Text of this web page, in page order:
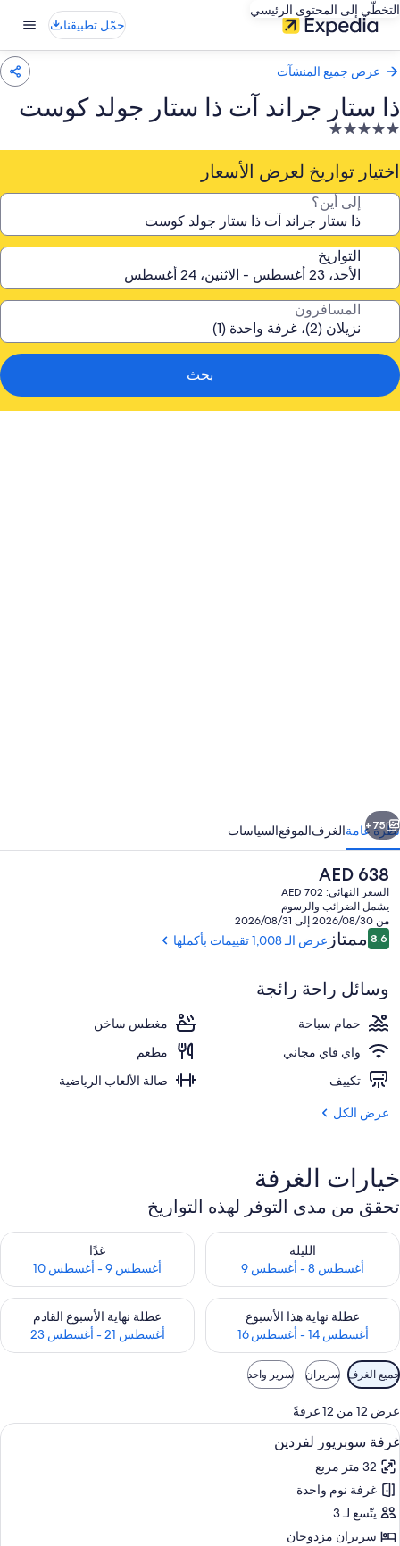
التخطّي إلى المحتوى الرئيسي
حمّل تطبيقنا
عرض جميع المنشآت
ذا ستار جراند آت ذا ستار جولد كوست
منشأة
فندقية
مصنفة
5.0
اختيار تواريخ لعرض الأسعار
إلى أين؟
التواريخ
المسافرون
بحث
جولد
كوست
حمّام سباحة خارجي، مظلات على حمّام
التالي
75+
نظرة عامةالغرفالموقعالسياسات
السعر
الحالي
هو
AED
638
AED 638
السعر النهائي: AED 702
يشمل الضرائب والرسوم
من 2026/08/30 إلى 2026/08/31
التقييمات
8.68.6 من 10ممتاز عرض الـ 1,008 تقييمات بأكملها
وسائل راحة رائجة
حمام سباحة
مغطس ساخن
واي فاي مجاني
مطعم
تكييف
صالة الألعاب الرياضية
عرض الكل
خيارات الغرفة
تحقق من مدى التوفر لهذه التواريخ
الليلة
أغسطس 8 - أغسطس 9
تحقق من مدى التوفر لليلة للفترة أغسطس 8 - أغسطس 9
غدًا
أغسطس 9 - أغسطس 10
تحقق من مدى التوفر لغد للفترة أغسطس
عطلة نهاية هذا الأسبوع
أغسطس 14 - أغسطس 16
تحقق من مدى التوفر لعطلة نهاية هذا الأسبوع للفترة أغسطس 14 - أغسطس 16
عطلة نهاية الأسبوع القادم
أغسطس 21 - أغسطس 23
تحقق من مدى التوفر لعطلة نهاية
عوامل
التصفية
المتاحة
للغرف
جميع الغرف سريران سرير واحد
عرض 12 من 12 غرفةً
استعراض
جميع
صور
غرفة
سوبريور
لفردين
أغطية فراش متميزة وأسرّة بطبقة علوية
5
غرفة سوبريور لفردين
32 متر مربع
غرفة نوم واحدة
يتّسع لـ 3
سريران مزدوجان